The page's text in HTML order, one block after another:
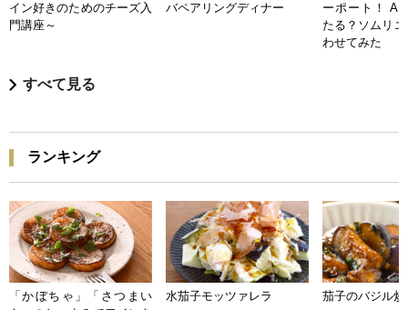
イン好きのためのチーズ入
門講座～
バペアリングディナー
ーポート！ AI
たる？ソムリ
わせてみた
すべて見る
ランキング
「かぼちゃ」「さつまい
水茄子モッツァレラ 茄子のバジル炒